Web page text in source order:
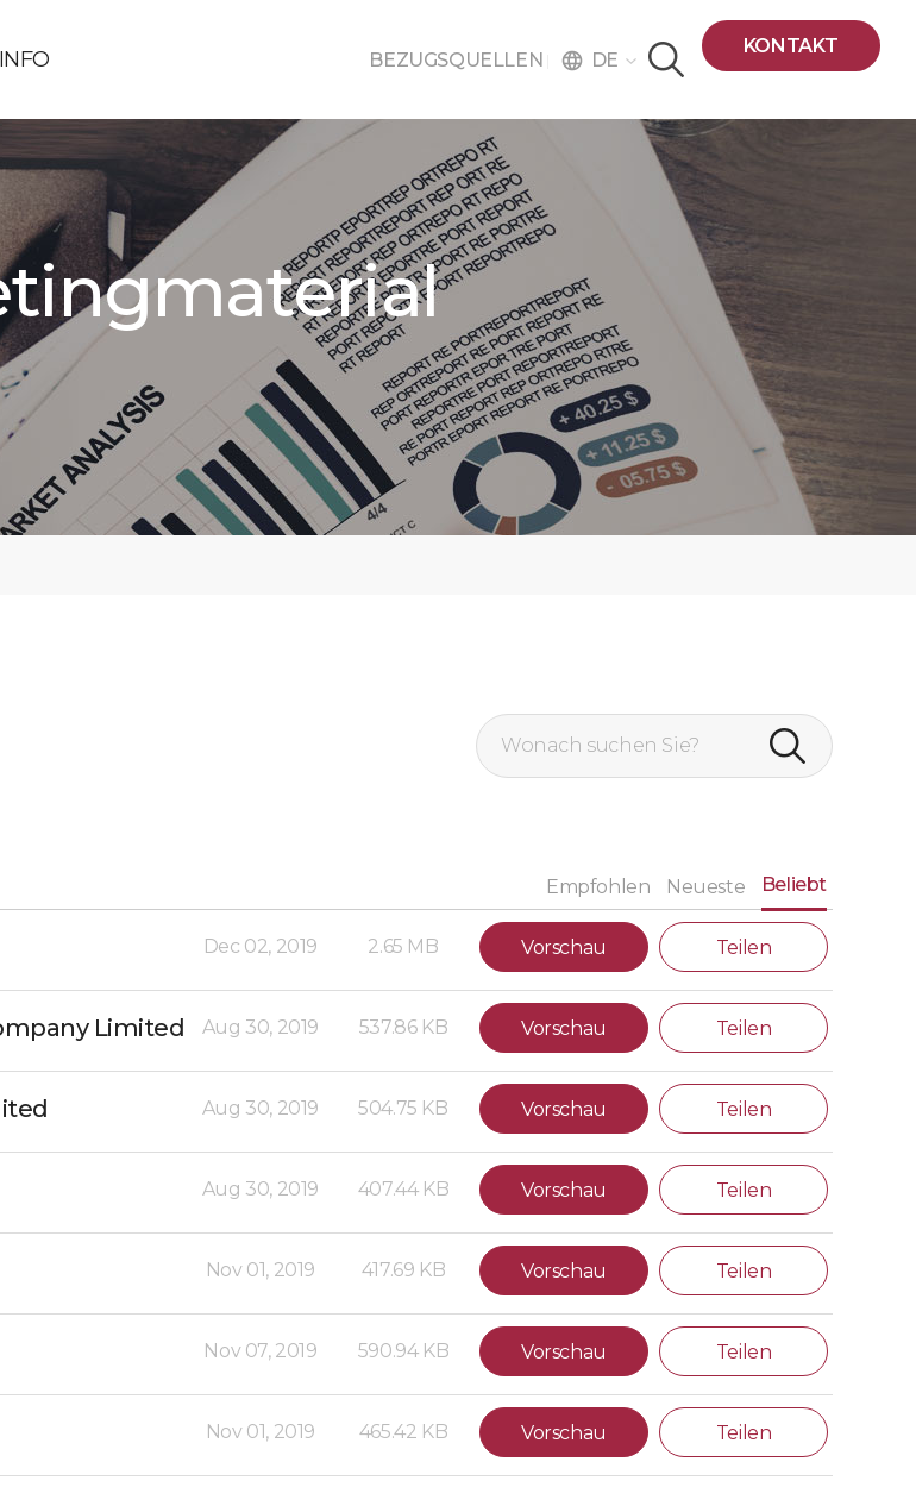
INFO BEZUGSQUELLEN language DE
KONTAKT
Empfohlen
Neueste Beliebt
Dec 02, 2019 2.65 MB Vorschau Teilen
Limited Aug 30, 2019 537.86 KB Vorschau Teilen
Aug 30, 2019 504.75 KB Vorschau Teilen
Aug 30, 2019 407.44 KB Vorschau Teilen
Nov 01, 2019 417.69 KB Vorschau Teilen
Nov 07, 2019 590.94 KB Vorschau Teilen
Nov 01, 2019 465.42 KB Vorschau Teilen